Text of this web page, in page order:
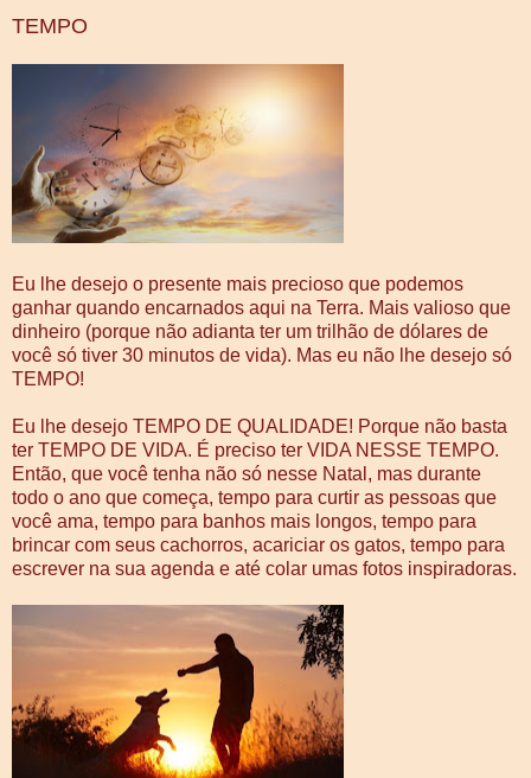
TEMPO
Eu lhe desejo o presente mais precioso que podemos
ganhar quando encarnados aqui na Terra. Mais valioso que
dinheiro (porque não adianta ter um trilhão de dólares de
você só tiver 30 minutos de vida). Mas eu não lhe desejo só
TEMPO!
Eu lhe desejo TEMPO DE QUALIDADE! Porque não basta
ter TEMPO DE VIDA. É preciso ter VIDA NESSE TEMPO.
Então, que você tenha não só nesse Natal, mas durante
todo o ano que começa, tempo para curtir as pessoas que
você ama, tempo para banhos mais longos, tempo para
brincar com seus cachorros, acariciar os gatos, tempo para
escrever na sua agenda e até colar umas fotos inspiradoras.